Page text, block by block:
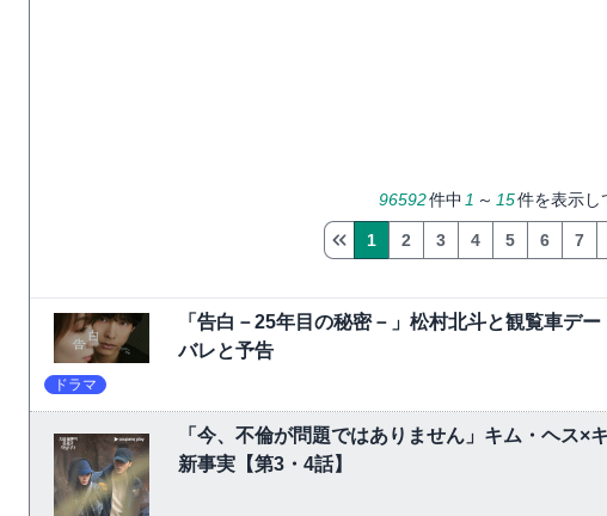
96592件中 1 ～ 15件を表示し
1 2 3 4 5 6 7
「告白－25年目の秘密－」松村北斗と観覧車デ
バレと予告
ドラマ
「今、不倫が問題ではありません」キム・ヘス
新事実【第3・4話】